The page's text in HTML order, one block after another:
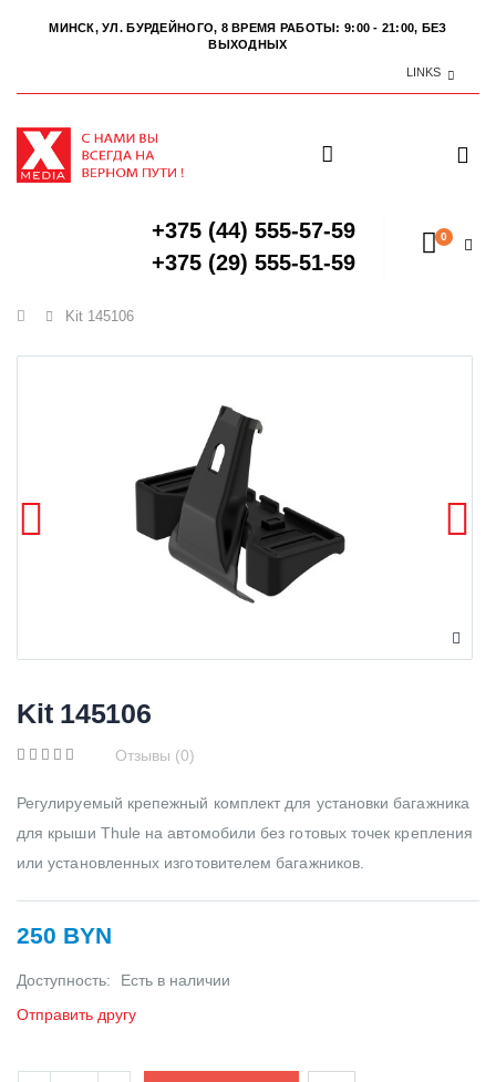
МИНСК, УЛ. БУРДЕЙНОГО, 8 ВРЕМЯ РАБОТЫ: 9:00 - 21:00, БЕЗ
ВЫХОДНЫХ
LINKS
+375 (44) 555-57-59
+375 (29) 555-51-59
0
Главная
Kit 145106
Kit 145106
Отзывы (0)
Регулируемый крепежный комплект для установки багажника
для крыши Thule на автомобили без готовых точек крепления
или установленных изготовителем багажников.
250 BYN
Доступность:
Есть в наличии
Отправить другу